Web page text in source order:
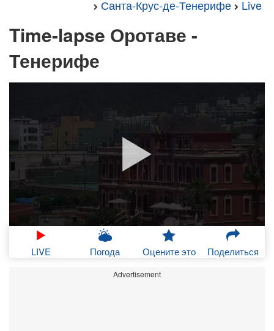
Санта-Крус-де-Тенерифе
Live
Time-lapse Оротаве -
Тенерифе
LIVE Погода Оцените это Поделиться
Advertisement